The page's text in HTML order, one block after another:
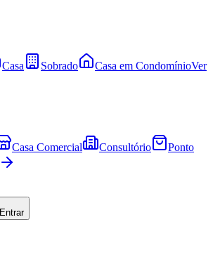
Casa Sobrado Casa em CondomínioVer
Casa Comercial Consultório
Ponto
Entrar